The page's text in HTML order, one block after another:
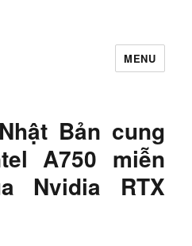
MENU
Bản cung
A750 miễn
Nvidia RTX